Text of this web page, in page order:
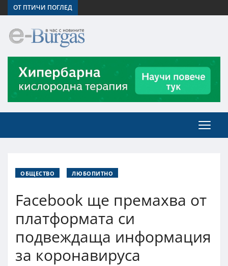
ОТ ПТИЧИ ПОГЛЕД
ОБЩЕСТВО ЛЮБОПИТНО
Facebook ще премахва от
платформата си
подвеждаща информация
за коронавируса